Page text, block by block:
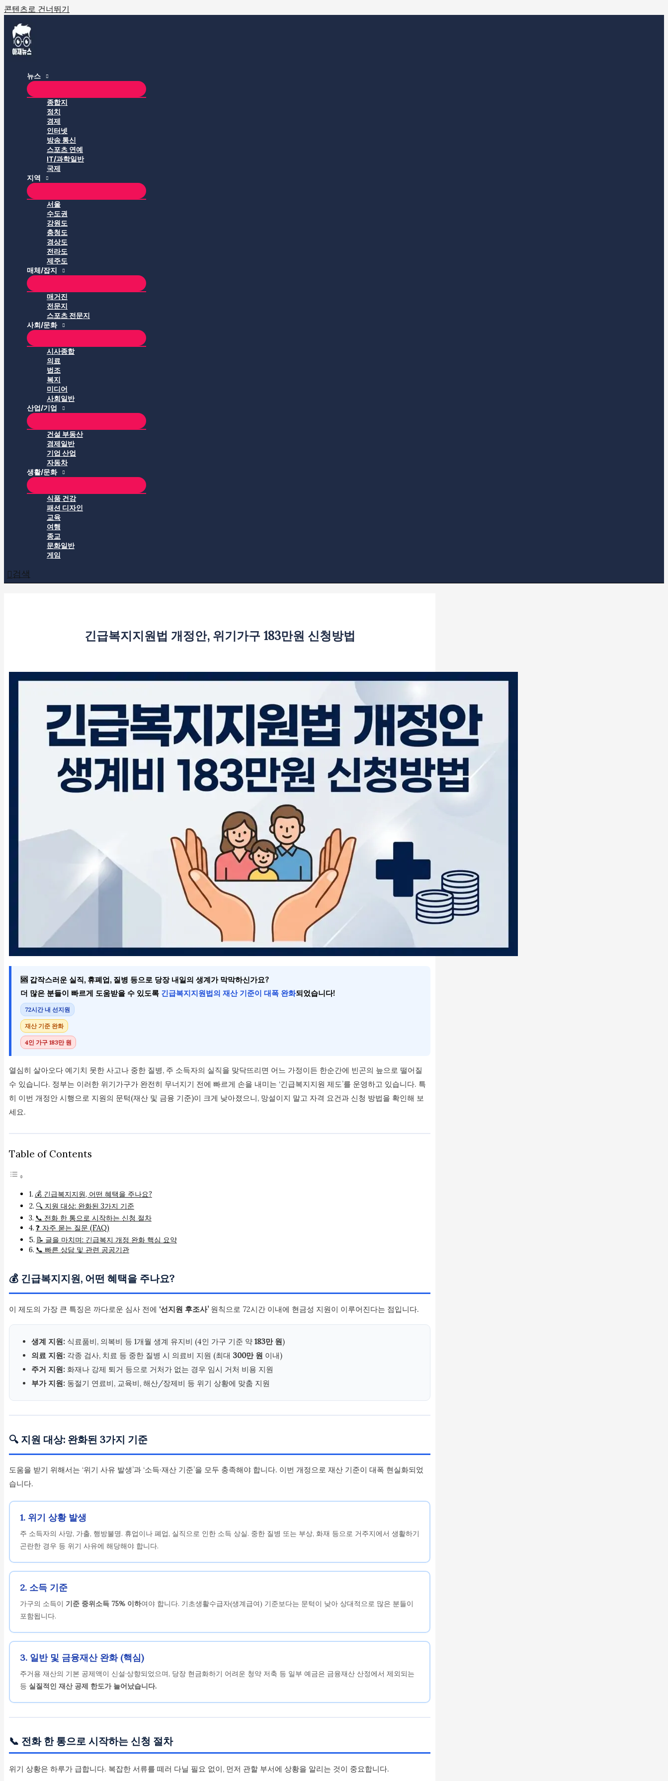
콘텐츠로 건너뛰기
뉴스
종합지
정치
경제
인터넷
방송 통신
스포츠 연예
IT/과학일반
국제
지역
서울
수도권
강원도
충청도
경상도
전라도
제주도
매체/잡지
매거진
전문지
스포츠 전문지
사회/문화
시사종합
의료
법조
복지
미디어
사회일반
산업/기업
건설 부동산
경제일반
기업 산업
자동차
생활/문화
식품 건강
패션 디자인
교육
여행
종교
문화일반
게임
검색
긴급복지지원법 개정안, 위기가구 183만원 신청방법
🆘 갑작스러운 실직, 휴폐업, 질병 등으로 당장 내일의 생계가 막막하신가요?
더 많은 분들이 빠르게 도움받을 수 있도록 긴급복지지원법의 재산 기준이 대폭 완화되었습니다!
72시간 내 선지원
재산 기준 완화
4인 가구 183만 원
열심히 살아오다 예기치 못한 사고나 중한 질병, 주 소득자의 실직을 맞닥뜨리면 어느 가정이든 한순간에 빈곤의 늪으로 떨어질
수 있습니다. 정부는 이러한 위기가구가 완전히 무너지기 전에 빠르게 손을 내미는 ‘긴급복지지원 제도’를 운영하고 있습니다. 특
히 이번 개정안 시행으로 지원의 문턱(재산 및 금융 기준)이 크게 낮아졌으니, 망설이지 말고 자격 요건과 신청 방법을 확인해 보
세요.
Table of Contents
💰 긴급복지지원, 어떤 혜택을 주나요?
🔍 지원 대상: 완화된 3가지 기준
📞 전화 한 통으로 시작하는 신청 절차
❓ 자주 묻는 질문 (FAQ)
📝 글을 마치며: 긴급복지 개정 완화 핵심 요약
📞 빠른 상담 및 관련 공공기관
💰 긴급복지지원, 어떤 혜택을 주나요?
이 제도의 가장 큰 특징은 까다로운 심사 전에 ‘선지원 후조사’ 원칙으로 72시간 이내에 현금성 지원이 이루어진다는 점입니다.
생계 지원: 식료품비, 의복비 등 1개월 생계 유지비 (4인 가구 기준 약 183만 원)
의료 지원: 각종 검사, 치료 등 중한 질병 시 의료비 지원 (최대 300만 원 이내)
주거 지원: 화재나 강제 퇴거 등으로 거처가 없는 경우 임시 거처 비용 지원
부가 지원: 동절기 연료비, 교육비, 해산/장제비 등 위기 상황에 맞춤 지원
🔍 지원 대상: 완화된 3가지 기준
도움을 받기 위해서는 ‘위기 사유 발생’과 ‘소득·재산 기준’을 모두 충족해야 합니다. 이번 개정으로 재산 기준이 대폭 현실화되었
습니다.
1. 위기 상황 발생
주 소득자의 사망, 가출, 행방불명. 휴업이나 폐업, 실직으로 인한 소득 상실. 중한 질병 또는 부상, 화재 등으로 거주지에서 생활하기
곤란한 경우 등 위기 사유에 해당해야 합니다.
2. 소득 기준
가구의 소득이 기준 중위소득 75% 이하여야 합니다. 기초생활수급자(생계급여) 기준보다는 문턱이 낮아 상대적으로 많은 분들이
포함됩니다.
3. 일반 및 금융재산 완화 (핵심)
주거용 재산의 기본 공제액이 신설·상향되었으며, 당장 현금화하기 어려운 청약 저축 등 일부 예금은 금융재산 산정에서 제외되는
등 실질적인 재산 공제 한도가 늘어났습니다.
📞 전화 한 통으로 시작하는 신청 절차
위기 상황은 하루가 급합니다. 복잡한 서류를 떼러 다닐 필요 없이, 먼저 관할 부서에 상황을 알리는 것이 중요합니다.